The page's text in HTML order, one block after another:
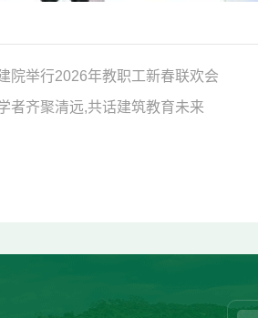
院举行2026年教职工新春联欢会
者齐聚清远,共话建筑教育未来